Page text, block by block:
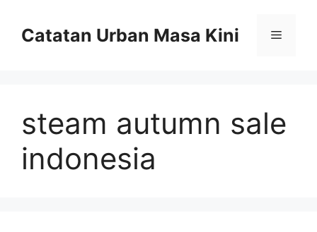
contentCatatan Urban Masa Kini Menu
steam autumn sale
indonesia